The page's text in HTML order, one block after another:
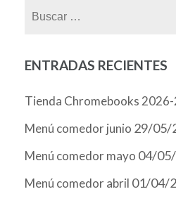
ENTRADAS RECIENTES
Tienda Chromebooks
Menú comedor junio 29/05/
Menú comedor mayo 04/
Menú comedor abril 01/04/